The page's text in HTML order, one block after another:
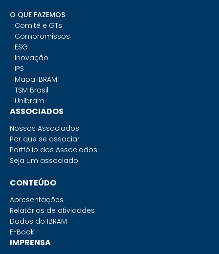
O QUE FAZEMOS
Comitê e GTs
Compromissos
ESG
Inovação
IPS
Mapa IBRAM
TSM Brasil
Unibram
ASSOCIADOS
Nossos Associados
Por que se associar
Portfólio dos Associados
Seja um associado
CONTEÚDO
Apresentações
Relatórios de atividades
Dados do IBRAM
E-Book
IMPRENSA